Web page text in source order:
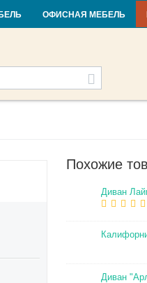
и новости Фабрики Отзывы
ОФИСНАЯ МЕБЕЛЬ
Похожие
Диван
Диван